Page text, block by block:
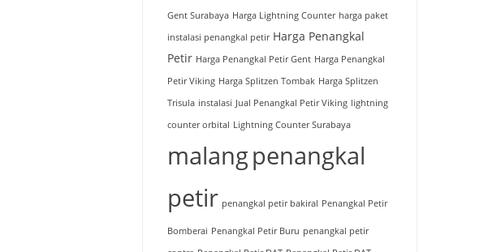
Gent Surabaya Harga Lightning Counter harga paket
instalasi penangkal petir Harga Penangkal
Petir Harga Penangkal Petir Gent Harga Penangkal
Petir Viking Harga Splitzen Tombak Harga Splitzen
Trisula instalasi Jual Penangkal Petir Viking lightning
counter orbital Lightning Counter Surabaya
malangpenangkal
petir penangkal petir bakiral Penangkal Petir
Bomberai Penangkal Petir Buru penangkal petir